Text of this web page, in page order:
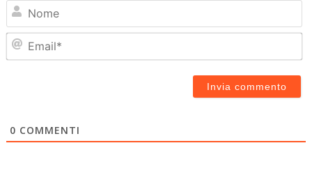
0 COMMENTI